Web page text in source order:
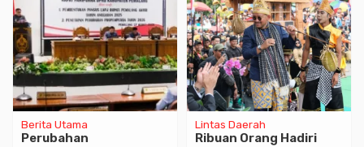
Berita Utama
Perubahan
Lintas Daerah
Ribuan Orang Hadiri